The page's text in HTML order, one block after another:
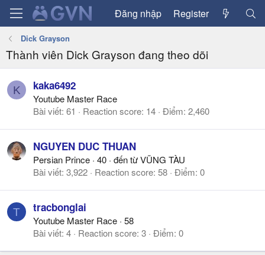
Đăng nhập Register
Dick Grayson
Thành viên Dick Grayson đang theo dõi
K kaka6492
Youtube Master Race
Bài viết 61 Reaction score 14 Điểm 2,460
NGUYEN DUC THUAN
Persian Prince · 40 · đến từVŨNG TÀU
Bài viết 3,922 Reaction score 58 Điểm 0
T tracbonglai
Youtube Master Race · 58
Bài viết 4 Reaction score 3 Điểm 0